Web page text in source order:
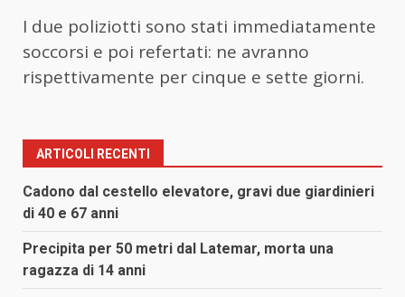
I due poliziotti sono stati immediatamente
soccorsi e poi refertati: ne avranno
rispettivamente per cinque e sette giorni.
ARTICOLI RECENTI
Cadono dal cestello elevatore, gravi due giardinieri
di 40 e 67 anni
Precipita per 50 metri dal Latemar, morta una
ragazza di 14 anni